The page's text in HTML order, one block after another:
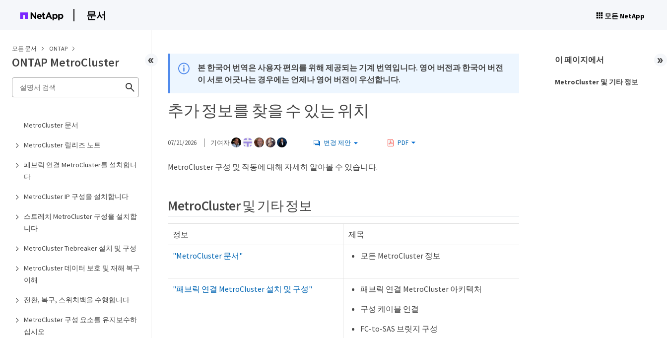
문서 모든 NetApp
모든 문서 ONTAP
ONTAP MetroCluster
MetroCluster 문서
MetroCluster 릴리즈 노트
패브릭 연결 MetroCluster를 설치합니
다
MetroCluster IP 구성을 설치합니다
스트레치 MetroCluster 구성을 설치합
니다
MetroCluster Tiebreaker 설치 및 구성
MetroCluster 데이터 보호 및 재해 복구
이해
전환, 복구, 스위치백을 수행합니다
MetroCluster 구성 요소를 유지보수하
십시오
본 한국어 번역은 사용자 편의를 위해 제공되는 기계 번역입니다. 영어 버전과 한국어 버전
이 서로 어긋나는 경우에는 언제나 영어 버전이 우선합니다.
추가 정보를 찾을 수 있는 위치
07/21/2026 기여자 변경 제안 PDF
MetroCluster 구성 및 작동에 대해 자세히 알아볼 수 있습니다.
MetroCluster 및 기타 정보
정보 제목
"MetroCluster 문서" 모든 MetroCluster 정보
"패브릭 연결 MetroCluster 설치 및 구성"
패브릭 연결 MetroCluster 아키텍처
구성 케이블 연결
FC-to-SAS 브릿지 구성
이 페이지에서
MetroCluster 및 기타 정보